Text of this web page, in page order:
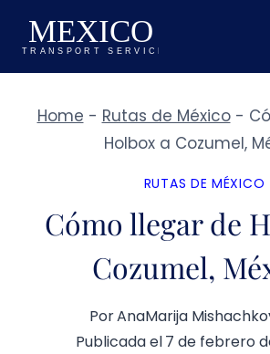
Saltar
contenido
Home - Rutas de México-
Holbox a Cozumel,
RUTAS DE MÉXICO
Cómo llegar de
Cozumel,
PorAnaMarija
Publicada el7 de febrero